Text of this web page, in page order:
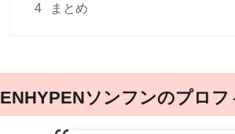
4 まとめ
ENHYPENソンフンのプロフ